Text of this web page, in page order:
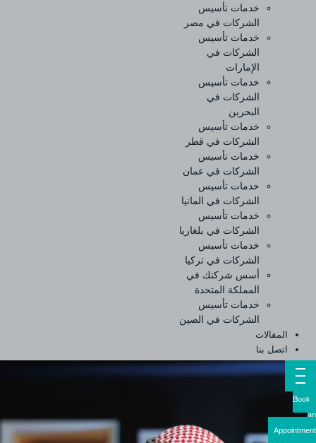
خدمات تأسيس
الشركات في مصر
خدمات تأسيس
الشركات في
الإمارات
خدمات تأسيس
الشركات في
البحرين
خدمات تأسيس
الشركات في قطر
خدمات تأسيس
الشركات في عمان
خدمات تأسيس
الشركات في المانيا
خدمات تأسيس
الشركات في بلغاريا
خدمات تأسيس
الشركات في تركيا
أسس شركتك في
المملكة المتحدة
خدمات تأسيس
الشركات في الصين
المقالات
اتصل بنا